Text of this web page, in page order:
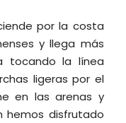
por la costa
y llega más
tocando la línea
ligeras por el
en las arenas y
hemos disfrutado